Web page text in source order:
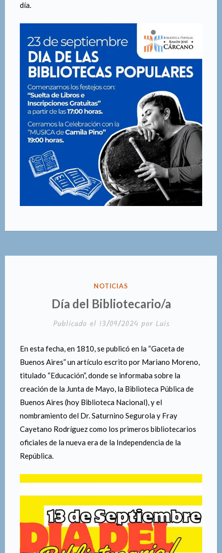
día.
PUBLICADO
NOTICIAS
Día del Bibliotecario/a
Publicado el 13/09/2024 por Luis
En esta fecha, en 1810, se publicó en la “Gaceta de
Buenos Aires” un artículo escrito por Mariano Moreno,
titulado “Educación”, donde se informaba sobre la
creación de la Junta de Mayo, la Biblioteca Pública de
Buenos Aires (hoy Biblioteca Nacional), y el
nombramiento del Dr. Saturnino Segurola y Fray
Cayetano Rodríguez como los primeros bibliotecarios
oficiales de la nueva era de la Independencia de la
República.